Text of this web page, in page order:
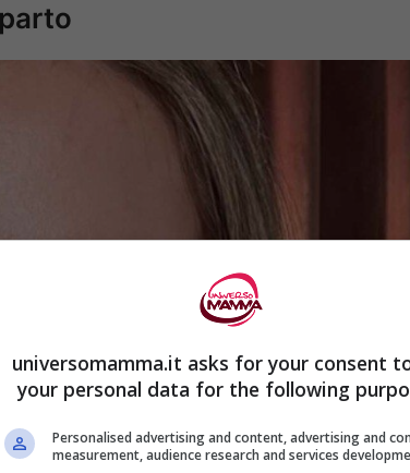
universomamma.it asks for your consent
your personal data for the following
Personalised advertising and content, advertising and
measurement, audience research and services